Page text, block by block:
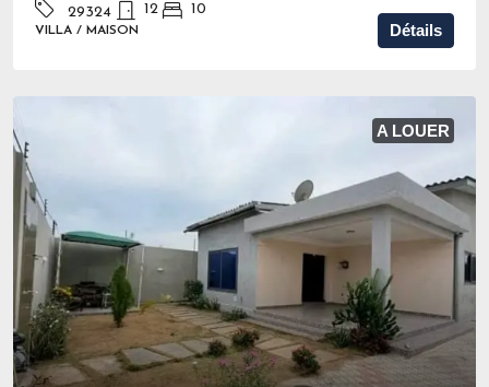
29324 12 10
VILLA / MAISON Détails
A LOUER